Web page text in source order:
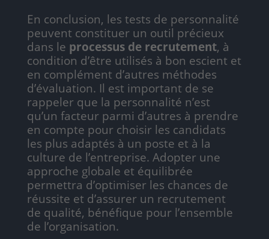
En conclusion, les tests de personnalité
peuvent constituer un outil précieux
dans le processus de recrutement, à
condition d’être utilisés à bon escient et
en complément d’autres méthodes
d’évaluation. Il est important de se
rappeler que la personnalité n’est
qu’un facteur parmi d’autres à prendre
en compte pour choisir les candidats
les plus adaptés à un poste et à la
culture de l’entreprise. Adopter une
approche globale et équilibrée
permettra d’optimiser les chances de
réussite et d’assurer un recrutement
de qualité, bénéfique pour l’ensemble
de l’organisation.